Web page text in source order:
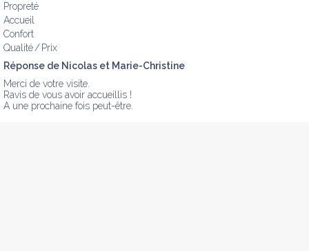
Propreté
Accueil
Confort
Qualité / Prix
Réponse de Nicolas et Marie-Christine
Merci de votre visite.
Ravis de vous avoir accueillis !
A une prochaine fois peut-être.